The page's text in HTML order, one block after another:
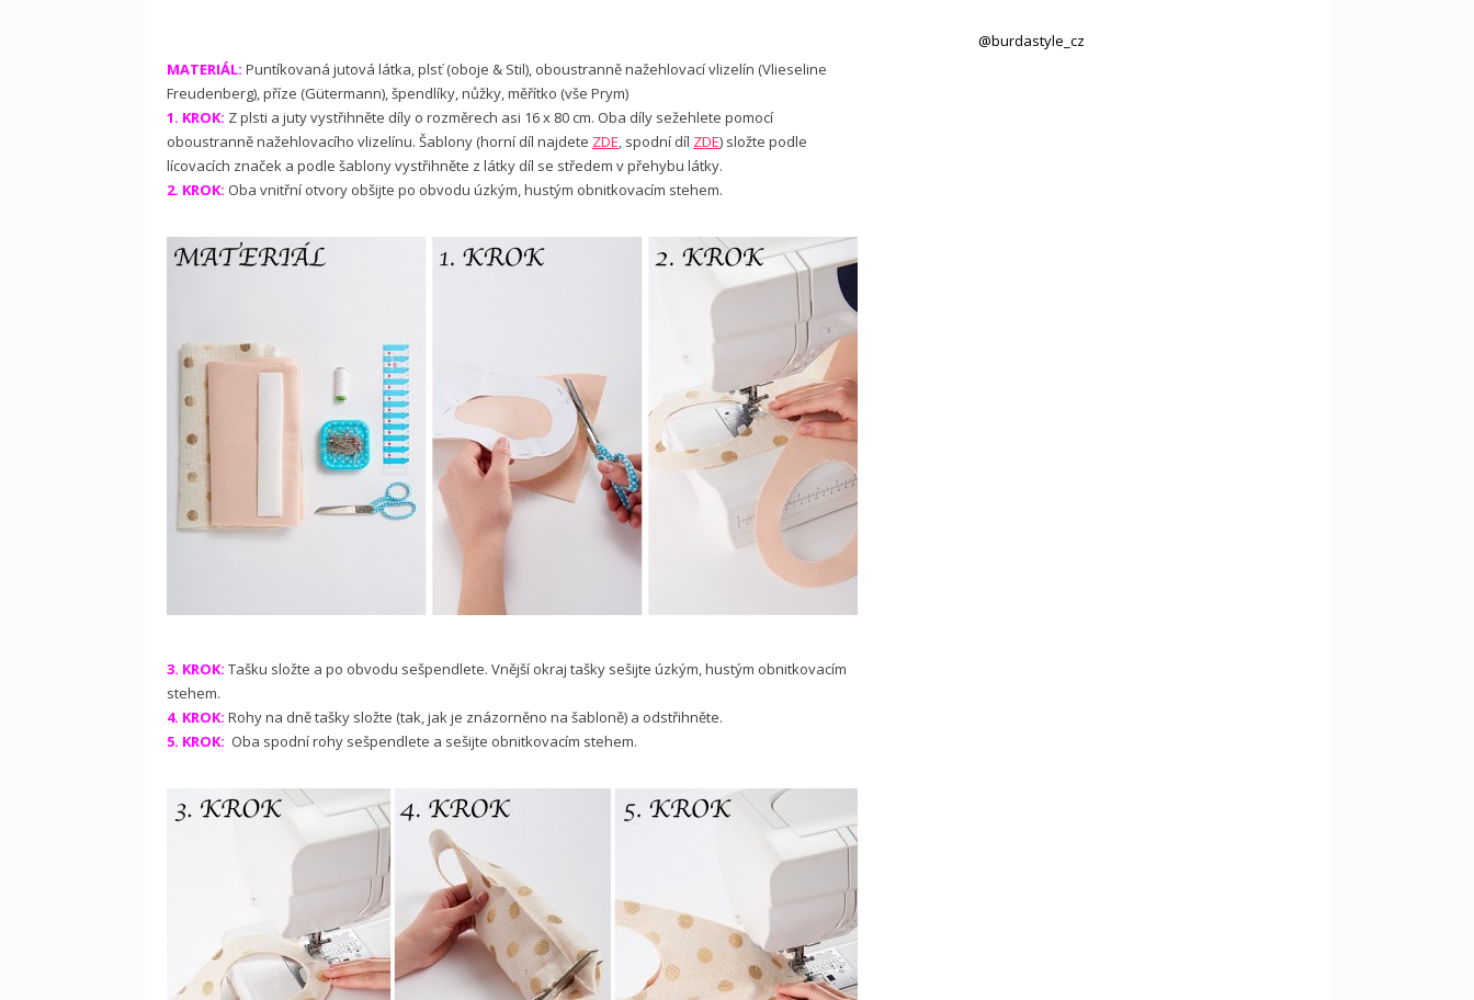
MATERIÁL: Puntíkovaná jutová látka, plsť (oboje & Stil), oboustranně nažehlovací vlizelín (Vlieseline
Freudenberg), příze (Gütermann), špendlíky, nůžky, měřítko (vše Prym)
1. KROK: Z plsti a juty vystřihněte díly o rozměrech asi 16 x 80 cm. Oba díly sežehlete pomocí
oboustranně nažehlovacího vlizelínu. Šablony (horní díl najdete ZDE, spodní díl ZDE) složte podle
lícovacích značek a podle šablony vystřihněte z látky díl se středem v přehybu látky.
2. KROK: Oba vnitřní otvory obšijte po obvodu úzkým, hustým obnitkovacím stehem.
3. KROK: Tašku složte a po obvodu sešpendlete. Vnější okraj tašky sešijte úzkým, hustým obnitkovacím
stehem.
4. KROK: Rohy na dně tašky složte (tak, jak je znázorněno na šabloně) a odstřihněte.
5. KROK: Oba spodní rohy sešpendlete a sešijte obnitkovacím stehem.
@burdastyle_cz